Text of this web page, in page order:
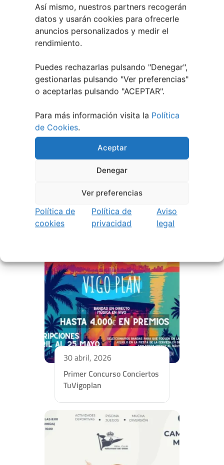
Así mismo, nuestros partners recogerán
datos y usarán cookies para ofrecerle
anuncios personalizados y medir el
rendimiento.
Puedes rechazarlas pulsando "Denegar",
gestionarlas pulsando "Ver preferencias"
o aceptarlas pulsando "ACEPTAR".
Para más información visita la Política
de Cookies.
Aceptar
Denegar
Ver preferencias
Política de
cookies
Política de
privacidad
Aviso
legal
EVENTOS RELACIONADOS
10 agosto, 2026
Curso de Interpretación
30 abril, 2026
Primer Concurso Conciertos
TuVigoplan